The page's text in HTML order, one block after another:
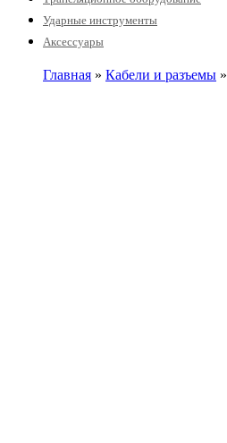
Ударные инструменты
Аксессуары
Главная » Кабели и разъемы »